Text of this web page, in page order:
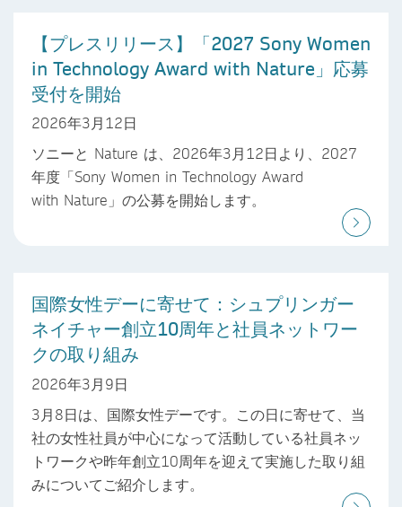
【プレスリリース】「2027 Sony Women
in Technology Award with Nature」応募
受付を開始
2026年3月12日
ソニーと Nature は、2026年3月12日より、2027
年度「Sony Women in Technology Award
with Nature」の公募を開始します。
国際女性デーに寄せて：シュプリンガー
ネイチャー創立10周年と社員ネットワー
クの取り組み
2026年3月9日
3月8日は、国際女性デーです。この日に寄せて、当
社の女性社員が中心になって活動している社員ネッ
トワークや昨年創立10周年を迎えて実施した取り組
みについてご紹介します。